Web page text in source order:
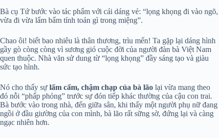
Bà cụ Tứ bước vào tác phẩm với cái dáng vẻ: “lọng khọng đi vào ngõ,
vừa đi vừa lẩm bẩm tính toán gì trong miệng”.
Chao ôi! biết bao nhiêu là thân thương, trìu mến! Ta gặp lại dáng hình
gầy gò còng còng vì sương gió cuộc đời của người đàn bà Việt Nam
quen thuộc. Nhà văn sử dung từ “lọng khọng” đầy sáng tạo và giàu
sức tạo hình.
Nó cho thấy sự lẩm cẩm, chậm chạp của bà lão lại vừa mang theo
đó nỗi “phấp phỏng” trước sự đón tiếp khác thường của cậu con trai.
Bà bước vào trong nhà, đến giữa sân, khi thấy một người phụ nữ đang
ngồi ở đầu giường của con mình, bà lão rất sững sờ, đứng lại và càng
ngạc nhiên hơn.